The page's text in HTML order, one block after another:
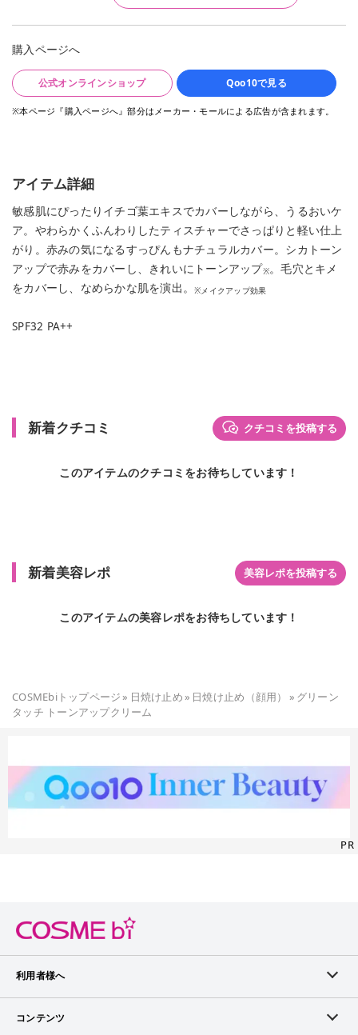
購入ページへ
公式オンラインショップ Qoo10で見る
※本ページ『購入ページへ』部分はメーカー・モールによる広告が含まれます。
アイテム詳細
敏感肌にぴったりイチゴ葉エキスでカバーしながら、うるおいケ
ア。やわらかくふんわりしたティスチャーでさっぱりと軽い仕上
がり。赤みの気になるすっぴんもナチュラルカバー。シカトーン
アップで赤みをカバーし、きれいにトーンアップ※。毛穴とキメ
をカバーし、なめらかな肌を演出。※メイクアップ効果
SPF32 PA++
新着クチコミ クチコミを投稿する
このアイテムのクチコミをお待ちしています！
新着美容レポ 美容レポを投稿する
このアイテムの美容レポをお待ちしています！
COSMEbiトップページ» 日焼け止め» 日焼け止め（顔用） » グリーン
タッチ トーンアップクリーム
PR
利用者様へ
メンバーログイン
コンテンツ